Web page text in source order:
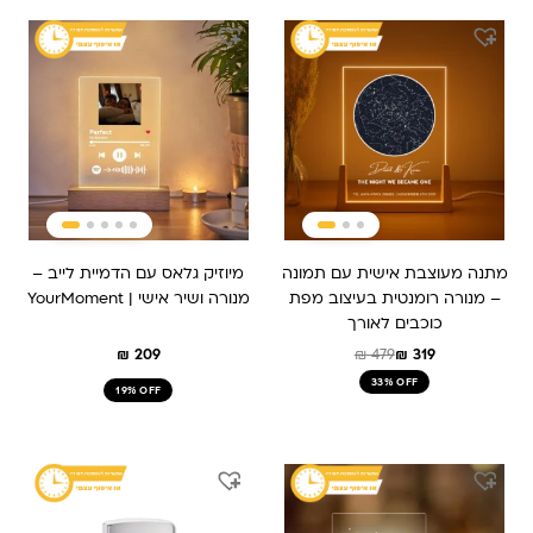
מתנה מעוצבת אישית עם תמונה
– מנורה רומנטית בעיצוב מפת
כוכבים לאורך
₪479
המחיר
היה:
₪ 319
המחיר
הוא:
33% OFF
מיוזיק גלאס עם הדמיית לייב –
מנורה ושיר אישי | YourMoment
₪ 209
19% OFF
המחיר
המחיר
₪ 179.